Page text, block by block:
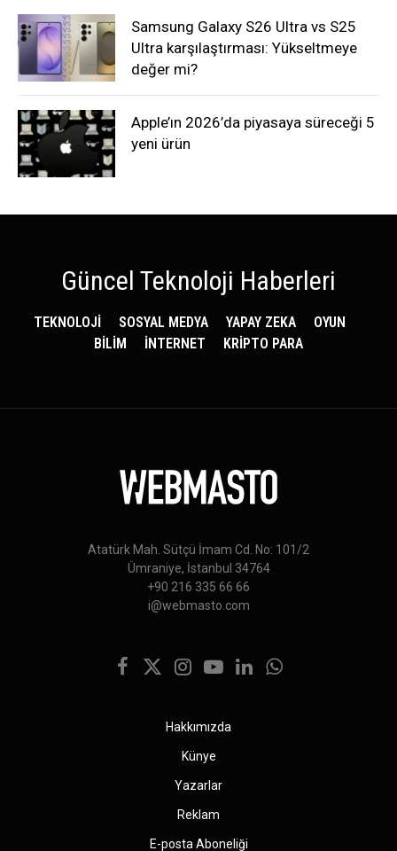
Samsung Galaxy S26 Ultra vs S25
Ultra karşılaştırması: Yükseltmeye
değer mi?
Apple’ın 2026’da piyasaya süreceği 5
yeni ürün
Güncel Teknoloji Haberleri
TEKNOLOJİ SOSYAL MEDYA YAPAY ZEKA
OYUN
BİLİM
İNTERNET KRİPTO PARA
Atatürk Mah. Sütçü İmam Cd. No: 101/2
Ümraniye, İstanbul 34764
+90 216 335 66 66
i@webmasto.com
Facebook
X
Instagram
YouTubeLinkedInWhatsApp
Hakkımızda
Künye
Yazarlar
Reklam
E-posta Aboneliği